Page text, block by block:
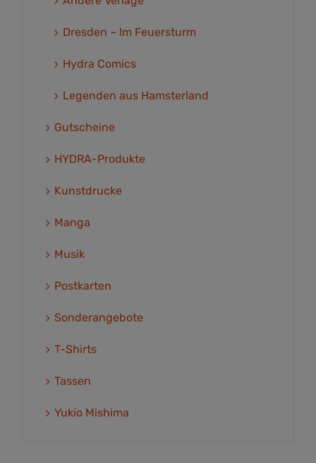
Dresden – Im Feuersturm
Hydra Comics
Legenden aus Hamsterland
Gutscheine
HYDRA-Produkte
Kunstdrucke
Manga
Musik
Postkarten
Sonderangebote
T-Shirts
Tassen
Yukio Mishima